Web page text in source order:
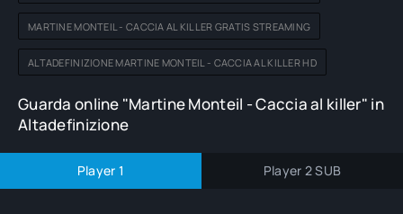
MARTINE MONTEIL - CACCIA AL KILLER GRATIS STREAMING
ALTADEFINIZIONE MARTINE MONTEIL - CACCIA AL KILLER HD
Guarda online "Martine Monteil - Caccia al killer" in
Altadefinizione
Player 1 Player 2 SUB